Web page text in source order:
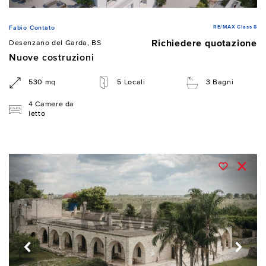
Fabio Contato RE/MAX Class 8
Desenzano del Garda, BS
Richiedere quotazione
Nuove costruzioni
530 mq 5 Locali 3 Bagni
4 Camere da
letto